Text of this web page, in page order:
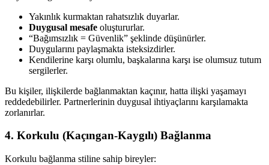
Yakınlık kurmaktan rahatsızlık duyarlar.
Duygusal mesafe oluştururlar.
“Bağımsızlık = Güvenlik” şeklinde düşünürler.
Duygularını paylaşmakta isteksizdirler.
Kendilerine karşı olumlu, başkalarına karşı ise olumsuz tutum
sergilerler.
Bu kişiler, ilişkilerde bağlanmaktan kaçınır, hatta ilişki yaşamayı
reddedebilirler. Partnerlerinin duygusal ihtiyaçlarını karşılamakta
zorlanırlar.
4. Korkulu (Kaçıngan-Kaygılı) Bağlanma
Korkulu bağlanma stiline sahip bireyler: